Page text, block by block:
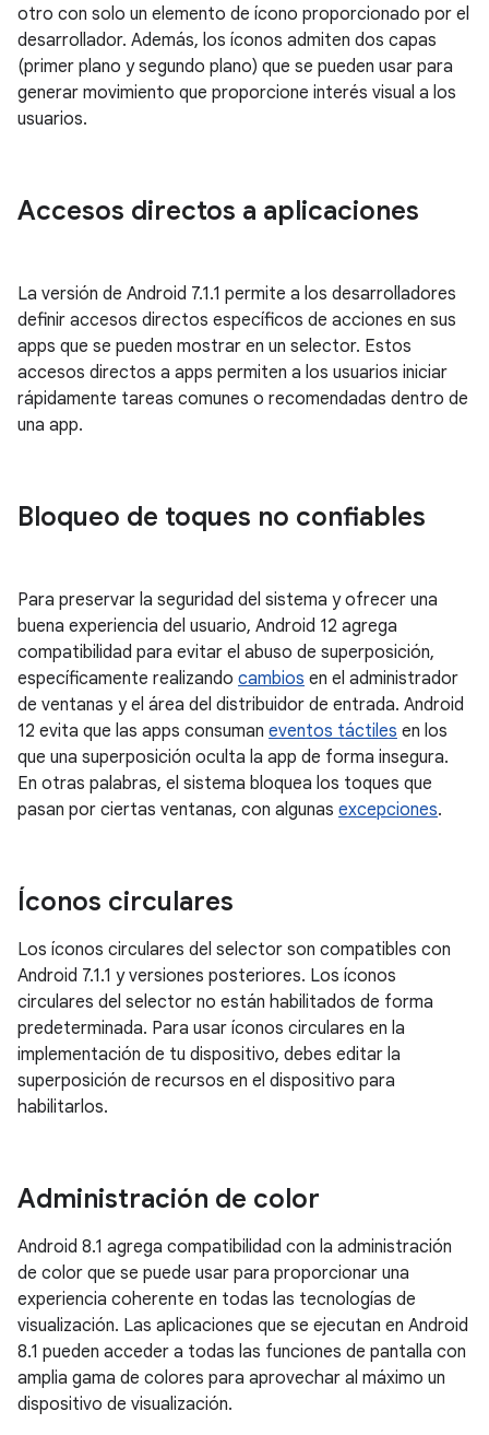
otro con solo un elemento de ícono proporcionado por el
desarrollador. Además, los íconos admiten dos capas
(primer plano y segundo plano) que se pueden usar para
generar movimiento que proporcione interés visual a los
usuarios.
Accesos directos a aplicaciones
La versión de Android 7.1.1 permite a los desarrolladores
definir accesos directos específicos de acciones en sus
apps que se pueden mostrar en un selector. Estos
accesos directos a apps permiten a los usuarios iniciar
rápidamente tareas comunes o recomendadas dentro de
una app.
Bloqueo de toques no confiables
Para preservar la seguridad del sistema y ofrecer una
buena experiencia del usuario, Android 12 agrega
compatibilidad para evitar el abuso de superposición,
específicamente realizando cambios en el administrador
de ventanas y el área del distribuidor de entrada. Android
12 evita que las apps consuman eventos táctiles en los
que una superposición oculta la app de forma insegura.
En otras palabras, el sistema bloquea los toques que
pasan por ciertas ventanas, con algunas excepciones.
Íconos circulares
Los íconos circulares del selector son compatibles con
Android 7.1.1 y versiones posteriores. Los íconos
circulares del selector no están habilitados de forma
predeterminada. Para usar íconos circulares en la
implementación de tu dispositivo, debes editar la
superposición de recursos en el dispositivo para
habilitarlos.
Administración de color
Android 8.1 agrega compatibilidad con la administración
de color que se puede usar para proporcionar una
experiencia coherente en todas las tecnologías de
visualización. Las aplicaciones que se ejecutan en Android
8.1 pueden acceder a todas las funciones de pantalla con
amplia gama de colores para aprovechar al máximo un
dispositivo de visualización.